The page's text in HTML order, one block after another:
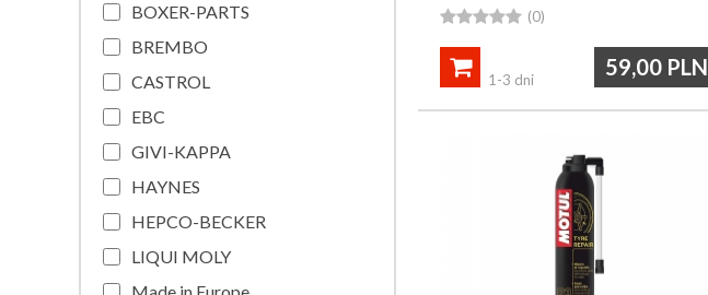
BOXER-PARTS
BREMBO
CASTROL
EBC
GIVI-KAPPA
HAYNES
HEPCO-BECKER
LIQUI MOLY
 (0)
59,00 PLN

1-3 dni